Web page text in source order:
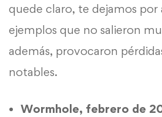
quede claro, te dejamos por
ejemplos que no salieron
además, provocaron
notables.
Wormhole, febrero de